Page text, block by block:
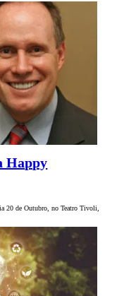
Happy
20 de Outubro, no Teatro Tivoli,